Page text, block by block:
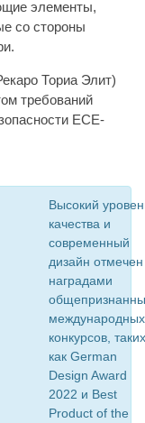
элементы,
со стороны
Ториа Элит)
требований
ЕСЕ-
Высокий
качества и
современный
дизайн отмечен
наградами
международных
конкурсов, таких
как German
Design Award
2022 и Best
Product of the